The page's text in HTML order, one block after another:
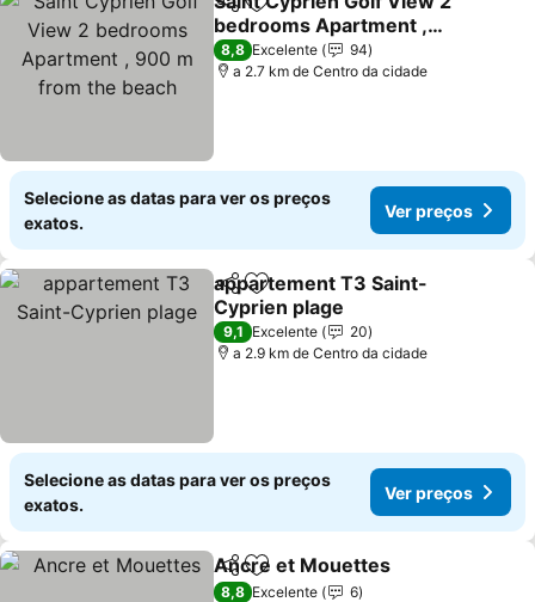
PartilharAdicionar aos favoritos
bedrooms Apartment ,
900 m from the beach
8,8 Excelente
94
a 2.7 km de Centro da cidade
Selecione as datas para ver os preços
exatos.
Ver preços
PartilharAdicionar aos favoritos
appartement T3 Saint-
Cyprien plage
9,1 Excelente
20
a 2.9 km de Centro da cidade
Selecione as datas para ver os preços
exatos.
Ver preços
PartilharAdicionar aos favoritos
Ancre et Mouettes
8,8 Excelente
6